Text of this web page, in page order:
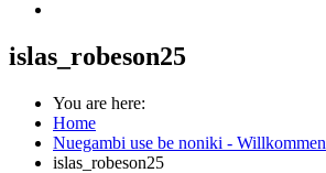
islas_robeson25
You are here:
Home
Nuegambi use be noniki - Willkommen
islas_robeson25